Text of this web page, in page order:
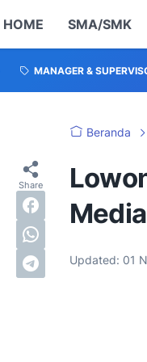
HOME SMA/SMK
MANAGER &
Beranda
Updated: 01